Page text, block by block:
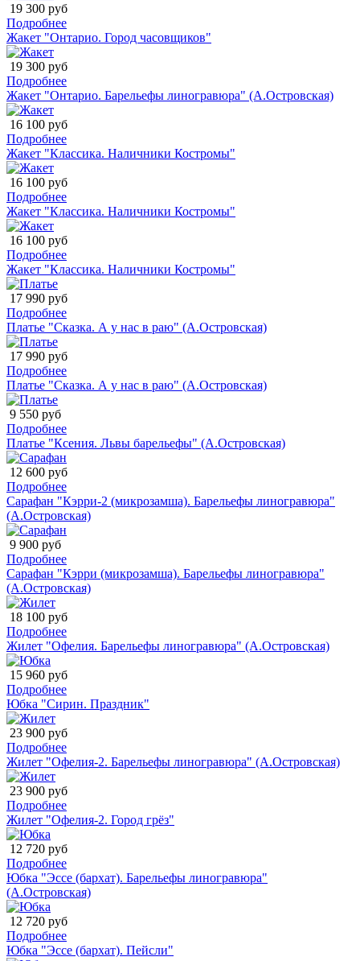
19 300 руб
Подробнее
Жакет "Онтарио. Город часовщиков"
19 300 руб
Подробнее
Жакет "Онтарио. Барельефы линогравюра" (А.Островская)
16 100 руб
Подробнее
Жакет "Классика. Наличники Костромы"
16 100 руб
Подробнее
Жакет "Классика. Наличники Костромы"
16 100 руб
Подробнее
Жакет "Классика. Наличники Костромы"
17 990 руб
Подробнее
Платье "Сказка. А у нас в раю" (А.Островская)
17 990 руб
Подробнее
Платье "Сказка. А у нас в раю" (А.Островская)
9 550 руб
Подробнее
Платье "Ксения. Львы барельефы" (А.Островская)
12 600 руб
Подробнее
Сарафан "Кэрри-2 (микрозамша). Барельефы линогравюра"
(А.Островская)
9 900 руб
Подробнее
Сарафан "Кэрри (микрозамша). Барельефы линогравюра"
(А.Островская)
18 100 руб
Подробнее
Жилет "Офелия. Барельефы линогравюра" (А.Островская)
15 960 руб
Подробнее
Юбка "Сирин. Праздник"
23 900 руб
Подробнее
Жилет "Офелия-2. Барельефы линогравюра" (А.Островская)
23 900 руб
Подробнее
Жилет "Офелия-2. Город грёз"
12 720 руб
Подробнее
Юбка "Эссе (бархат). Барельефы линогравюра"
(А.Островская)
12 720 руб
Подробнее
Юбка "Эссе (бархат). Пейсли"